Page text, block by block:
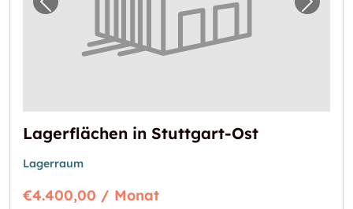
Vorheriges Bild für "Lagerflächen in
Lagerflächen in Stuttgart-Ost
Lagerraum
€4.400,00 / Monat